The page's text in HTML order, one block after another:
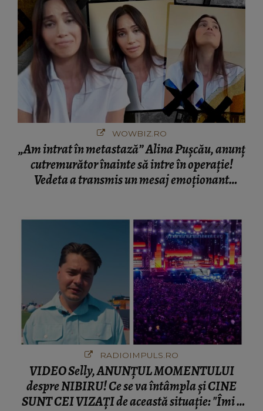
WOWBIZ.RO
„Am intrat în metastază” Alina Pușcău, anunț
cutremurător înainte să intre în operație!
Vedeta a transmis un mesaj emoționant
RADIOIMPULS.RO
VIDEO Selly, ANUNȚUL MOMENTULUI
despre NIBIRU! Ce se va întâmpla și CINE
SUNT CEI VIZAȚI de această situație: "Îmi e